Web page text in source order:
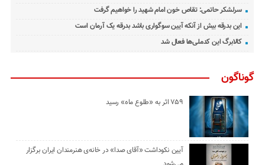
سرلشکر حاتمی: تقاص خون امام شهید را خواهیم گرفت
این بدرقه بیش از آنکه آیین سوگواری باشد بدرقه یک آرمان است
کالابرگ این کدملی‌ها فعال شد
گوناگون
۷۵۹ اثر به «طلوع ماه» رسید
آیین نکوداشت «آقای صدا» در خانه‌ی هنرمندان ایران برگزار